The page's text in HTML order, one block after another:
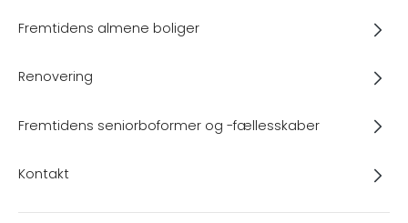
Fremtidens almene boliger
Renovering
Fremtidens seniorboformer og -fællesskaber
Kontakt